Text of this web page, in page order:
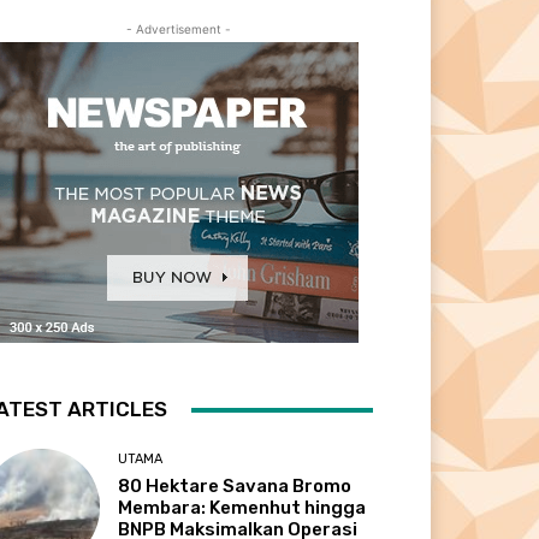
- Advertisement -
ARTICLES
UTAMA
80 Hektare Savana Bromo
Membara: Kemenhut hingga
BNPB Maksimalkan Operasi